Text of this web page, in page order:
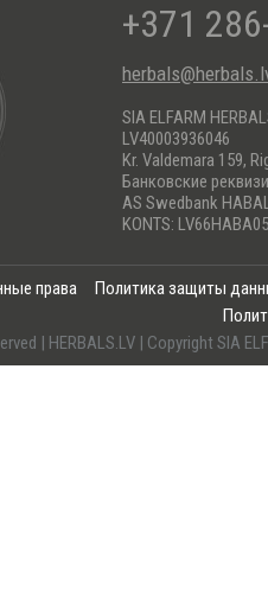
+371
SIA ELFARM
LV40003936046
Kr. Valdemara 159,
Банковские
AS Swedbank
KONTS:
права
Политика защиты
| HERBALS.LV | Copyright SIA